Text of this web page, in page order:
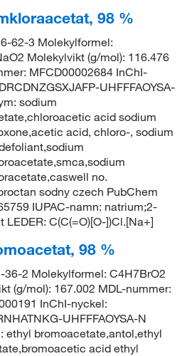
98 %
62-3 Molekylformel:
Molekylvikt (g/mol): 116.476
MFCD00002684 InChI-
UHFFFAOYSA-
sodium
acid sodium
acid, chloro-, sodium
no.
sodny czech PubChem
IUPAC-namn: natrium;2-
LEDER: C(C(=O)[O-])Cl.[Na+]
98 %
36-2 Molekylformel: C4H7BrO2
(g/mol): 167.002 MDL-nummer:
InChI-nyckel:
UHFFFAOYSA-N
ethyl bromoacetate,antol,ethyl
acid ethyl